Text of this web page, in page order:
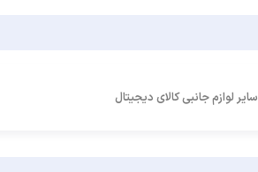
سایر لوازم جانبی کالای دیجیتال